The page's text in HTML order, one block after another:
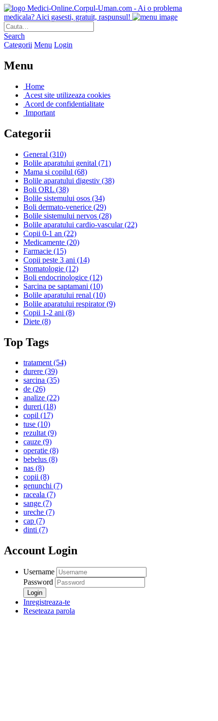
Medici-Online.Corpul-Uman.com - Ai o problema
medicala? Aici gasesti, gratuit, raspunsul!
Search
Categorii Menu Login
Menu
Home
Acest site utilizeaza cookies
Acord de confidentialitate
Important
Categorii
General (310)
Bolile aparatului genital (71)
Mama si copilul (68)
Bolile aparatului digestiv (38)
Boli ORL (38)
Bolile sistemului osos (34)
Boli dermato-venerice (29)
Bolile sistemului nervos (28)
Bolile aparatului cardio-vascular(22)
Copii 0-1 an (22)
Medicamente (20)
Farmacie (15)
Copii peste 3 ani (14)
Stomatologie (12)
Boli endocrinologice (12)
Sarcina pe saptamani (10)
Bolile aparatului renal (10)
Bolile aparatului respirator(9)
Copii 1-2 ani (8)
Diete (8)
Top Tags
tratament(54)
durere (39)
sarcina (35)
de (26)
analize (22)
dureri (18)
copil (17)
tuse (10)
rezultat(9)
cauze (9)
operatie (8)
bebelus (8)
nas (8)
copii (8)
genunchi (7)
raceala (7)
sange (7)
ureche (7)
cap (7)
dinti (7)
Account Login
Username
Password
Inregistreaza-te
Reseteaza parola